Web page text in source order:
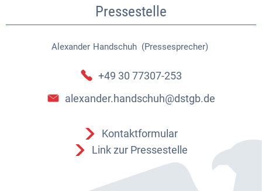
Pressestelle
Alexander Handschuh (Pressesprecher)
Alexander Handschuh
+49 30 77307-253
alexander.handschuh@dstgb.de
Kontaktformular
Link zur Pressestelle